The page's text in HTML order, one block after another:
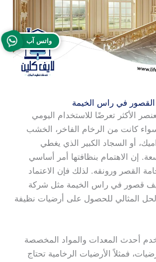
في راس الخيمة
الأكثر تعرضًا للاستخدام اليومي
كانت من الرخام الفاخر، الخشب
أو السجاد الكبير الذي يغطي
إن الاهتمام بنظافتها أمر أساسي
القصر ورونقه. لذلك فإن الاعتماد
قصور في راس الخيمة مثل شركة
المثالي للحصول على أرضيات نظيفة
أحدث المعدات والمواد المخصصة
فمثلاً الأرضيات الرخامية تحتاج
واتس آب